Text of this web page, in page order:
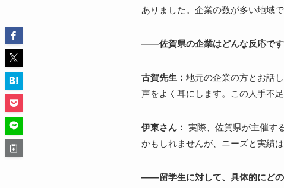
ありました。企業の数が多い地域
――佐賀県の企業はどんな反応です
古賀先生： 地元の企業の方とお話
声をよく耳にします。この人手不
伊東さん： 実際、佐賀県が主催す
かもしれませんが、ニーズと実績
――留学生に対して、具体的にどの